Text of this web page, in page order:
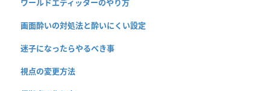
ワールドエディッターのやり方
画面酔いの対処法と酔いにくい設定
迷子になったらやるべき事
視点の変更方法